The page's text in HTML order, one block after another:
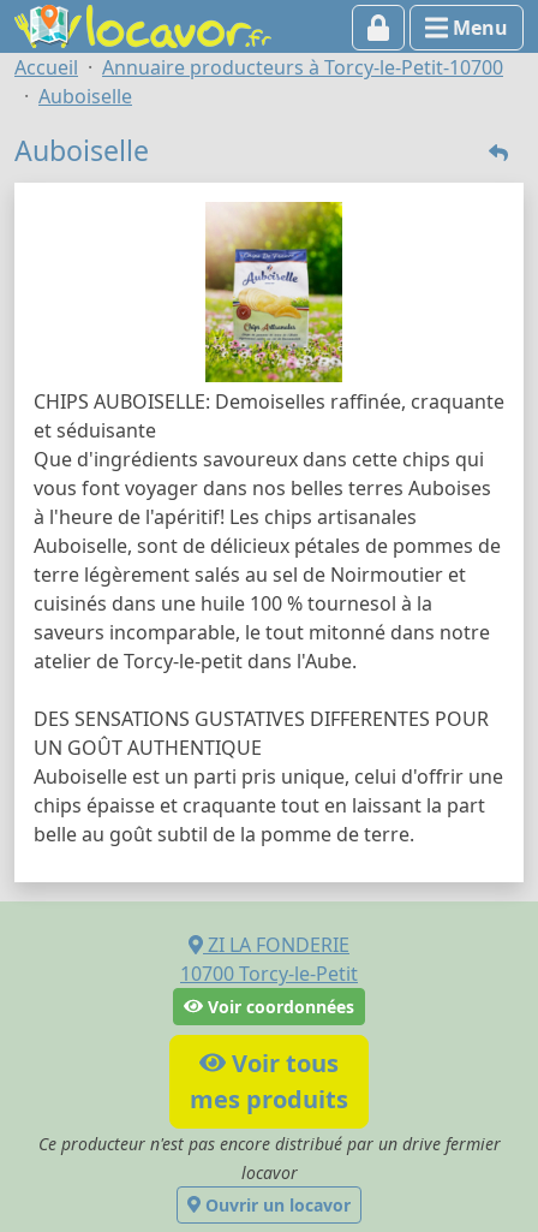
Menu
Accueil
Annuaire producteurs à Torcy-le-Petit-10700
Auboiselle
Auboiselle
CHIPS AUBOISELLE: Demoiselles raffinée, craquante
et séduisante
Que d'ingrédients savoureux dans cette chips qui
vous font voyager dans nos belles terres Auboises
à l'heure de l'apéritif! Les chips artisanales
Auboiselle, sont de délicieux pétales de pommes de
terre légèrement salés au sel de Noirmoutier et
cuisinés dans une huile 100 % tournesol à la
saveurs incomparable, le tout mitonné dans notre
atelier de Torcy-le-petit dans l'Aube.
DES SENSATIONS GUSTATIVES DIFFERENTES POUR
UN GOÛT AUTHENTIQUE
Auboiselle est un parti pris unique, celui d'offrir une
chips épaisse et craquante tout en laissant la part
belle au goût subtil de la pomme de terre.
ZI LA FONDERIE
10700Torcy-le-Petit
Voir coordonnées
Voir tous
mes produits
Ce producteur n'est pas encore distribué par un drive fermier
locavor
Ouvrir un locavor